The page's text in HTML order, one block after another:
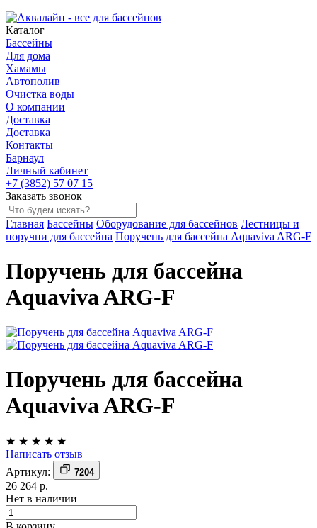
Каталог
Бассейны
Для дома
Хамамы
Автополив
Очистка воды
О компании
Доставка
Доставка
Контакты
Барнаул
Личный кабинет
+7 (3852) 57 07 15
Заказать звонок
Главная Бассейны Оборудование для бассейнов Лестницы и
поручни для бассейна Поручень для бассейна Aquaviva ARG-F
Поручень для бассейна
Aquaviva ARG-F
Поручень для бассейна
Aquaviva ARG-F
★ ★ ★ ★ ★
Написать отзыв
Артикул:
7204
26 264 р.
Нет в наличии